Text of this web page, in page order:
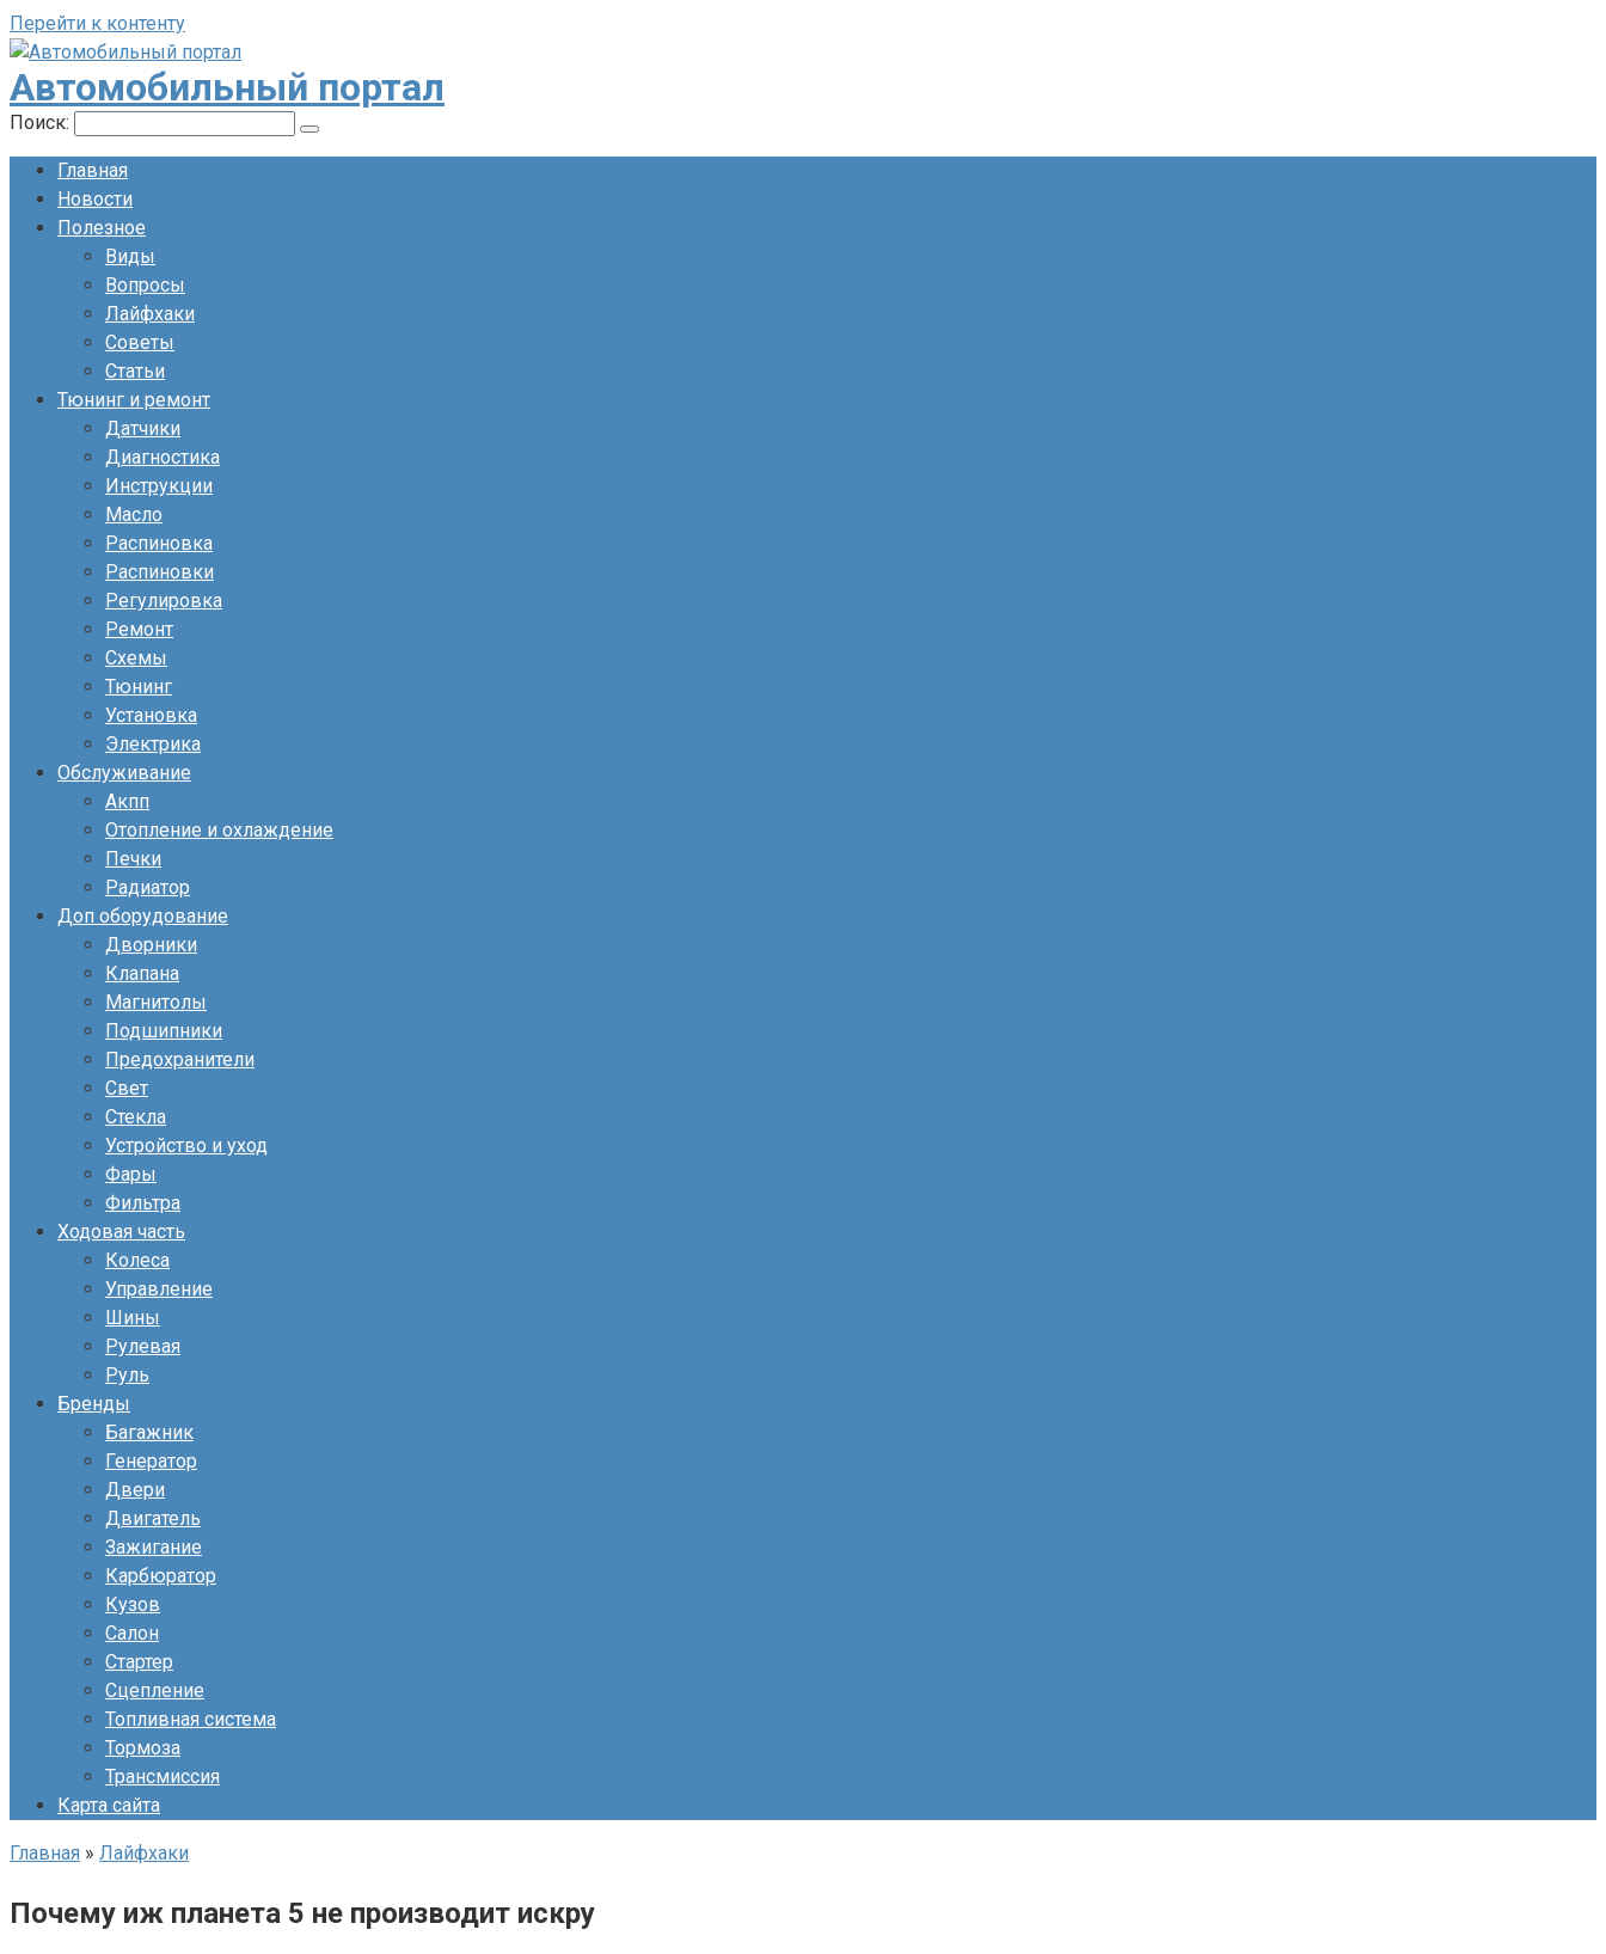
Перейти к контенту
Автомобильный портал
Поиск:
Главная
Новости
Полезное
Виды
Вопросы
Лайфхаки
Советы
Статьи
Тюнинг и ремонт
Датчики
Диагностика
Инструкции
Масло
Распиновка
Распиновки
Регулировка
Ремонт
Схемы
Тюнинг
Установка
Электрика
Обслуживание
Акпп
Отопление и охлаждение
Печки
Радиатор
Доп оборудование
Дворники
Клапана
Магнитолы
Подшипники
Предохранители
Свет
Стекла
Устройство и уход
Фары
Фильтра
Ходовая часть
Колеса
Управление
Шины
Рулевая
Руль
Бренды
Багажник
Генератор
Двери
Двигатель
Зажигание
Карбюратор
Кузов
Салон
Стартер
Сцепление
Топливная система
Тормоза
Трансмиссия
Карта сайта
Главная » Лайфхаки
Почему иж планета 5 не производит искру